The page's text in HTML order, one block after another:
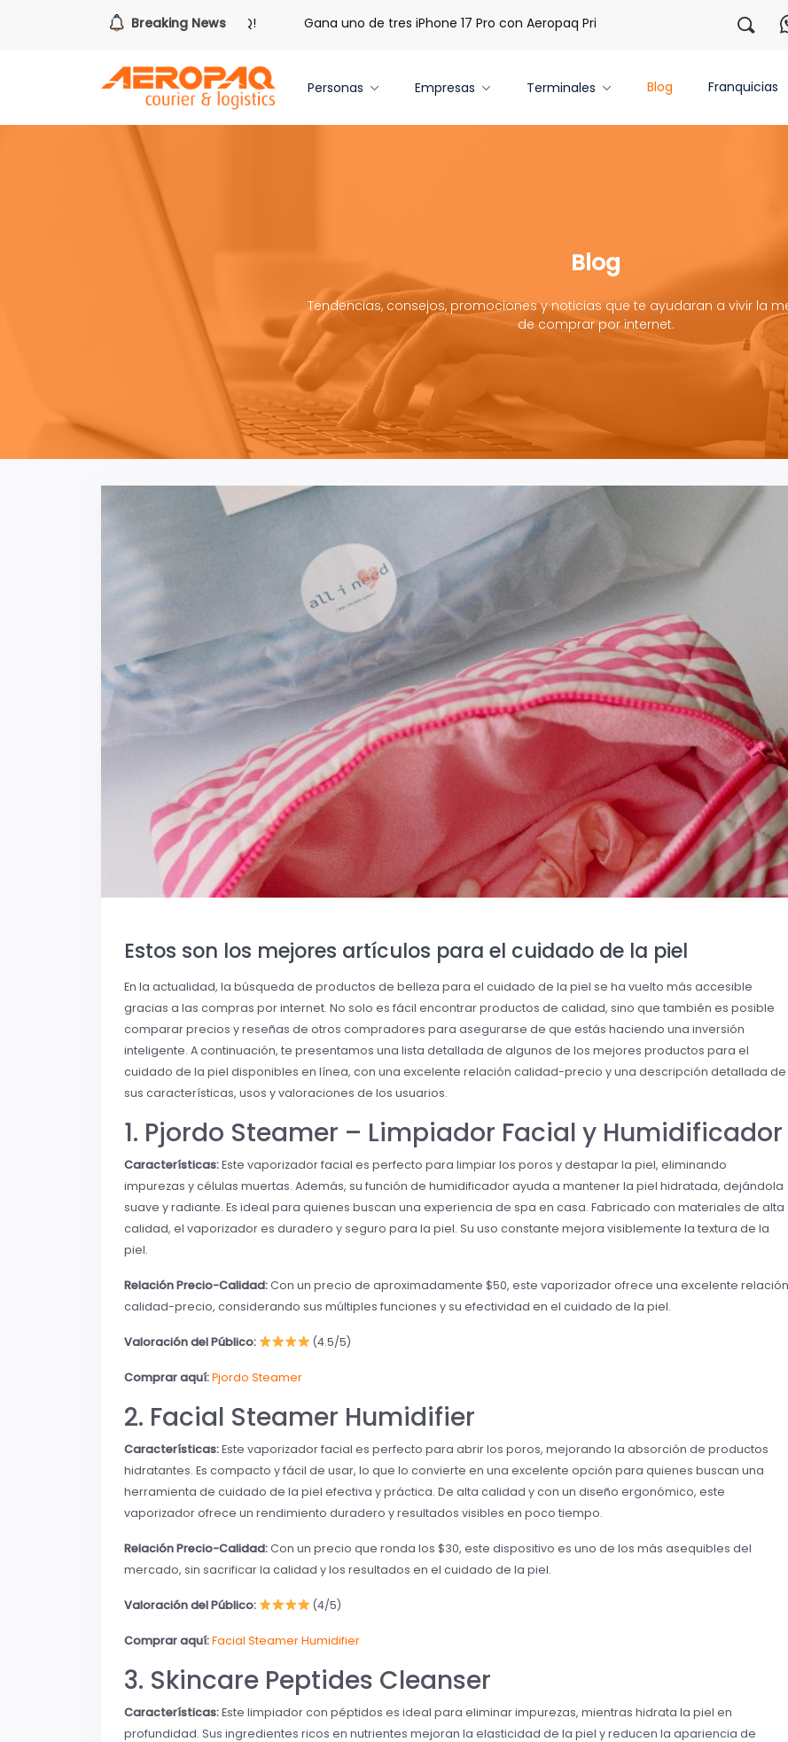
Breaking News
de redimir tus libras de Cash PAQ! Gana uno de tres iPhone 17 Pro con Aeropaq Prime ¡Regístrate con nosotros
Personas Empresas Terminales Blog Franquicias
Blog
Tendencias, consejos, promociones y noticias que te ayudaran a vivir la
de comprar por internet.
Estos son los mejores artículos para el cuidado de la piel
En la actualidad, la búsqueda de productos de belleza para el cuidado de la piel se ha vuelto más accesible
gracias a las compras por internet. No solo es fácil encontrar productos de calidad, sino que también es posible
comparar precios y reseñas de otros compradores para asegurarse de que estás haciendo una inversión
inteligente. A continuación, te presentamos una lista detallada de algunos de los mejores productos para el
cuidado de la piel disponibles en línea, con una excelente relación calidad-precio y una descripción detallada de
sus características, usos y valoraciones de los usuarios.
1. Pjordo Steamer – Limpiador Facial y Humidificador
Características:Este vaporizador facial es perfecto para limpiar los poros y destapar la piel, eliminando
impurezas y células muertas. Además, su función de humidificador ayuda a mantener la piel hidratada, dejándola
suave y radiante. Es ideal para quienes buscan una experiencia de spa en casa. Fabricado con materiales de alta
calidad, el vaporizador es duradero y seguro para la piel. Su uso constante mejora visiblemente la textura de la
piel.
Relación Precio-Calidad:Con un precio de aproximadamente $50, este vaporizador ofrece una excelente relación
calidad-precio, considerando sus múltiples funciones y su efectividad en el cuidado de la piel.
Valoración del Público: (4.5/5)
Comprar aquí:Pjordo Steamer
2. Facial Steamer Humidifier
Características:Este vaporizador facial es perfecto para abrir los poros, mejorando la absorción de productos
hidratantes. Es compacto y fácil de usar, lo que lo convierte en una excelente opción para quienes buscan una
herramienta de cuidado de la piel efectiva y práctica. De alta calidad y con un diseño ergonómico, este
vaporizador ofrece un rendimiento duradero y resultados visibles en poco tiempo.
Relación Precio-Calidad:Con un precio que ronda los $30, este dispositivo es uno de los más asequibles del
mercado, sin sacrificar la calidad y los resultados en el cuidado de la piel.
Valoración del Público: (4/5)
Comprar aquí:Facial Steamer Humidifier
3. Skincare Peptides Cleanser
Características:Este limpiador con péptidos es ideal para eliminar impurezas, mientras hidrata la piel en
profundidad. Sus ingredientes ricos en nutrientes mejoran la elasticidad de la piel y reducen la apariencia de